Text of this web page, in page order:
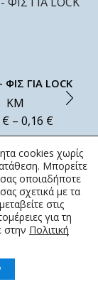
ΓΙΑ LOCK
ΚΜ
€ – 0,16 €
cookies χωρίς
Μπορείτε
οποιαδήποτε
σχετικά με τα
στις
για τη
στην Πολιτική